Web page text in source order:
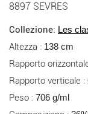
8897 SEVRES
Collezione: Les
Altezza : 138 cm
Rapporto
Rapporto verticale :
Peso : 706 g/ml